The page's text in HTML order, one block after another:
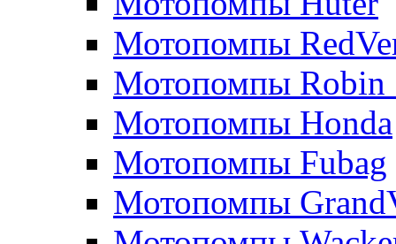
Мотопомпы
Мотопомпы Robin
Мотопомпы Honda
Мотопомпы Fubag
Мотопомпы